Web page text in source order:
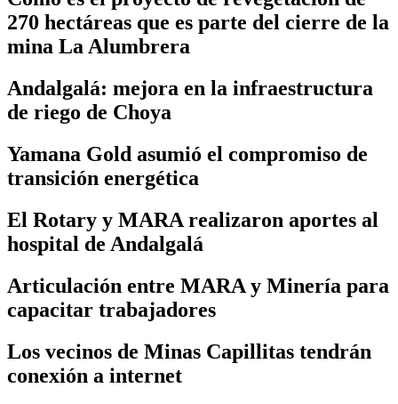
270 hectáreas que es parte del cierre de la
mina La Alumbrera
Andalgalá: mejora en la infraestructura
de riego de Choya
Yamana Gold asumió el compromiso de
transición energética
El Rotary y MARA realizaron aportes al
hospital de Andalgalá
Articulación entre MARA y Minería para
capacitar trabajadores
Los vecinos de Minas Capillitas tendrán
conexión a internet